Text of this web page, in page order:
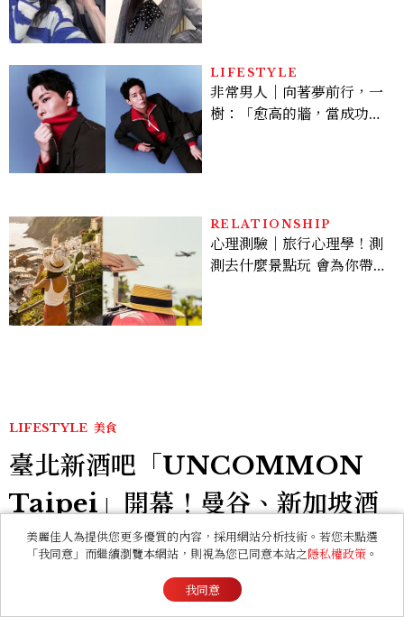
LIFESTYLE
非常男人｜向著夢前行，一
樹：「愈高的牆，當成功爬
RELATIONSHIP
心理測驗｜旅行心理學！測
測去什麼景點玩 會為你帶來
LIFESTYLE 美食
臺北新酒吧「UNCOMMON
Taipei」開幕！曼谷、新加坡酒
吧人聯手打造成熟大人專屬夜生活
位在信義路四段新酒吧「UNCOMMON Taipei」亮
美麗佳人為提供您更多優質的內容，採用網站分析技術。若您未點選
「我同意」而繼續瀏覽本網站，則視為您已同意本站之隱私權政策 。
我同意